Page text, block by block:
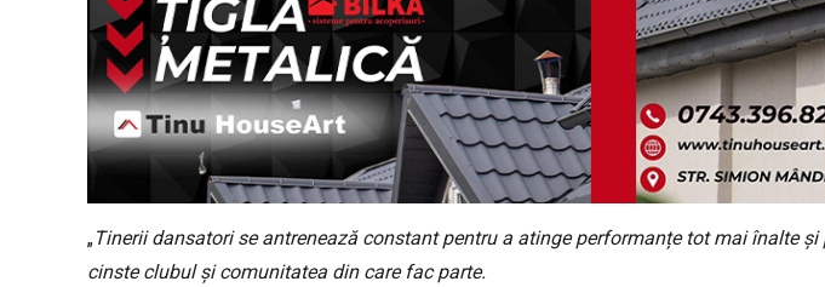
„Tinerii dansatori se antrenează constant pentru a atinge performanțe tot mai înalte și
cinste clubul și comunitatea din care fac parte.